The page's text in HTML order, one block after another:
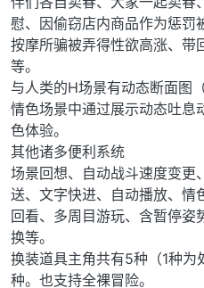
慰、因偷窃店内商品作为惩罚
按摩所骗被弄得性欲高涨、
等。
与人类的H场景有动态断面图
情色场景中通过展示动态吐息
色体验。
其他诸多便利系统
场景回想、自动战斗速度变更
送、文字快进、自动播放、情
回看、多周目游玩、含暂停姿
换等。
换装道具主角共有5种（1种
种。也支持全裸冒险。